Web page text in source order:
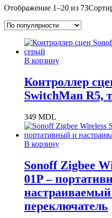
Отображение 1–20 из 73
В корзину
Контроллер
SwitchMan R5,
349 MDL
В корзину
Sonoff Zigbee
01P –
переключатель